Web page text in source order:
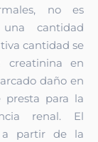
no es
cantidad
cantidad se
creatinina en
daño en
presta para la
renal. El
a partir de la